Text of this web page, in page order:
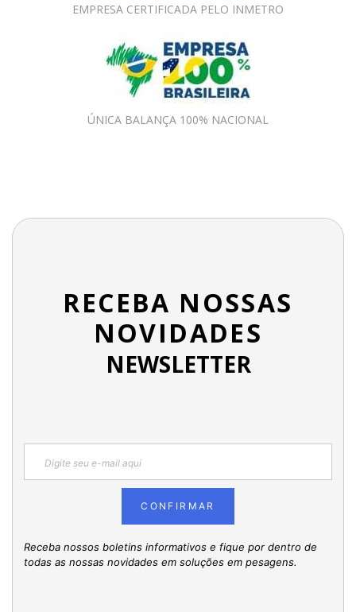
EMPRESA CERTIFICADA PELO INMETRO
ÚNICA BALANÇA 100% NACIONAL
RECEBA NOSSAS
NOVIDADES
NEWSLETTER
CONFIRMAR
Receba nossos boletins informativos e fique por dentro de
todas as nossas novidades em soluções em pesagens.